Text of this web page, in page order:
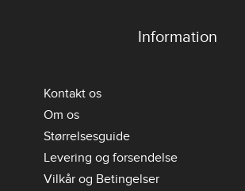
Information
Kontakt os
Om os
Størrelsesguide
Levering og forsendelse
Vilkår og Betingelser